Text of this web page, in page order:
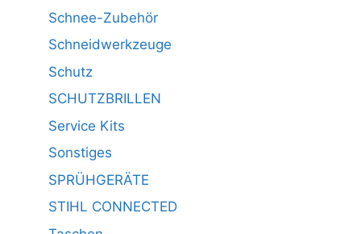
Schnee-Zubehör
Schneidwerkzeuge
Schutz
SCHUTZBRILLEN
Service Kits
Sonstiges
SPRÜHGERÄTE
STIHL CONNECTED